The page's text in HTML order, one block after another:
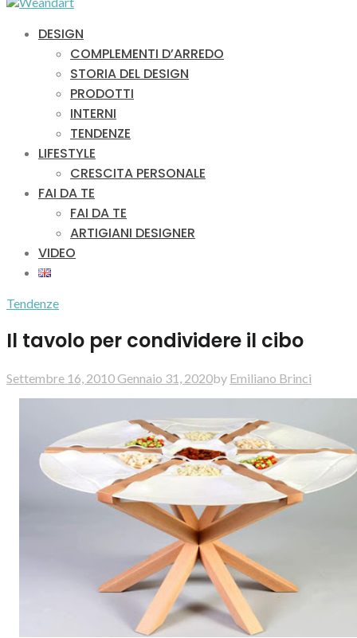
DESIGN
COMPLEMENTI D’ARREDO
STORIA DEL DESIGN
PRODOTTI
INTERNI
TENDENZE
LIFESTYLE
CRESCITA PERSONALE
FAI DA TE
FAI DA TE
ARTIGIANI DESIGNER
VIDEO
Tendenze
Il tavolo per condividere il cibo
Settembre 16, 2010Gennaio 31, 2020by Emiliano Brinci